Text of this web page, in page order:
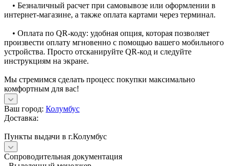
• Безналичный расчет при самовывозе или оформлении в
интернет-магазине, а также оплата картами через терминал.
• Оплата по QR-коду: удобная опция, которая позволяет
произвести оплату мгновенно с помощью вашего мобильного
устройства. Просто отсканируйте QR-код и следуйте
инструкциям на экране.
Мы стремимся сделать процесс покупки максимально
комфортным для вас!
Ваш город: Колумбус
Доставка:
Пункты выдачи в г.Колумбус
Сопроводительная документация